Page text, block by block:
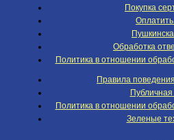
Покупка
Обработка
Политика в отношении
Правила
Политика в отношении
Зеленые